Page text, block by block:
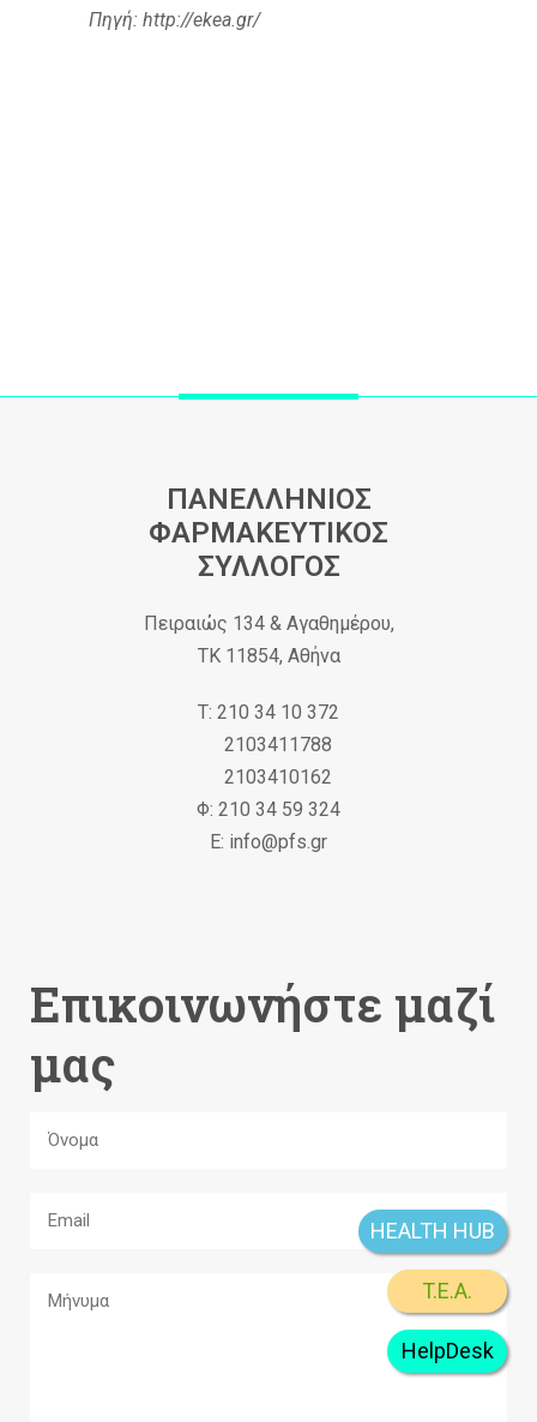
Πηγή: http://ekea.gr/
ΠΑΝΕΛΛΗΝΙΟΣ
ΦΑΡΜΑΚΕΥΤΙΚΟΣ
ΣΥΛΛΟΓΟΣ
Πειραιώς 134 & Αγαθημέρου,
ΤΚ 11854, Αθήνα
Τ: 210 34 10 372
2103411788
2103410162
Φ: 210 34 59 324
Ε: info@pfs.gr
Επικοινωνήστε μαζί
μας
HelpDesk
T.E.A.
HEALTH HUB